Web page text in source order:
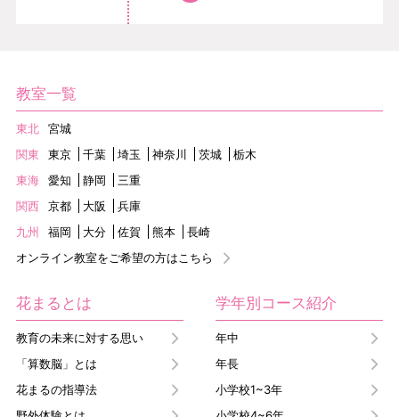
教室一覧
東北
宮城
関東
東京 千葉 埼玉 神奈川 茨城
栃木
東海
愛知 静岡
三重
関西
京都 大阪
兵庫
九州
福岡 大分 佐賀 熊本
長崎
オンライン教室をご希望の方はこちら
花まるとは
教育の未来に対する思い
「算数脳」とは
花まるの指導法
学年別コース紹介
年中
年長
小学校1~3年